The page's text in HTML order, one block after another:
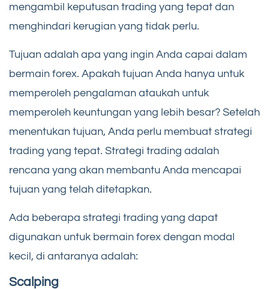
mengambil keputusan trading yang tepat dan
menghindari kerugian yang tidak perlu.
Tujuan adalah apa yang ingin Anda capai dalam
bermain forex. Apakah tujuan Anda hanya untuk
memperoleh pengalaman ataukah untuk
memperoleh keuntungan yang lebih besar? Setelah
menentukan tujuan, Anda perlu membuat strategi
trading yang tepat. Strategi trading adalah
rencana yang akan membantu Anda mencapai
tujuan yang telah ditetapkan.
Ada beberapa strategi trading yang dapat
digunakan untuk bermain forex dengan modal
kecil, di antaranya adalah:
Scalping